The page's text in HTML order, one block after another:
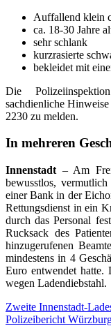
Auffallend klein
ca. 18-30 Jahre
sehr schlank
kurzrasierte
bekleidet mit
Die
sachdienliche
2230 zu melden.
In mehreren
Innenstadt – Am
bewusstlos,
einer Bank in der
Rettungsdienst in ein
durch das Personal
Rucksack des
hinzugerufenen
mindestens in 4
Euro entwendet hatte.
wegen Ladendiebstahl.
Zweite Innenstadt-
Polizeibericht